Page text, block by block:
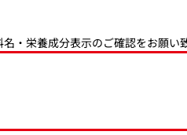
・栄養成分表示のご確認をお願い致